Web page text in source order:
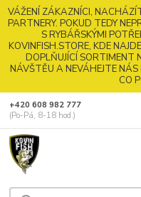
VÁŽENÍ ZÁKAZNÍCI,
PARTNERY. POKUD TEDY
S RYBÁŘSKÝMI
KOVINFISH.STORE, KDE
DOPLŇUJÍCÍ SORTIMENT
NÁVŠTĚU A NEVÁHEJTE
CO
+420 608 982 777
(Po-Pá, 8-18 hod.)